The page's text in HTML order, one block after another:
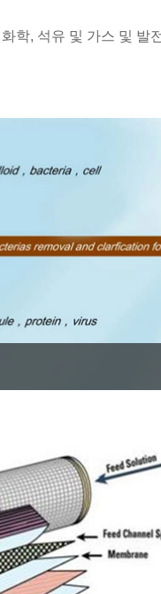
학, 석유 및 가스 및 발